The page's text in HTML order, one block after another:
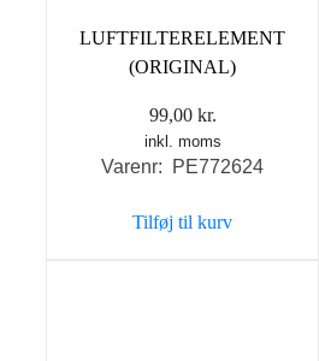
LUFTFILTERELEMENT
(ORIGINAL)
99,00 kr.
inkl. moms
Varenr: PE772624
Tilføj til kurv